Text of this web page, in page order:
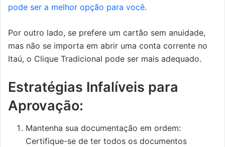
pode ser a melhor opção para você.
Por outro lado, se prefere um cartão sem anuidade,
mas não se importa em abrir uma conta corrente no
Itaú, o Clique Tradicional pode ser mais adequado.
Estratégias Infalíveis para
Aprovação:
Mantenha sua documentação em ordem:
Certifique-se de ter todos os documentos